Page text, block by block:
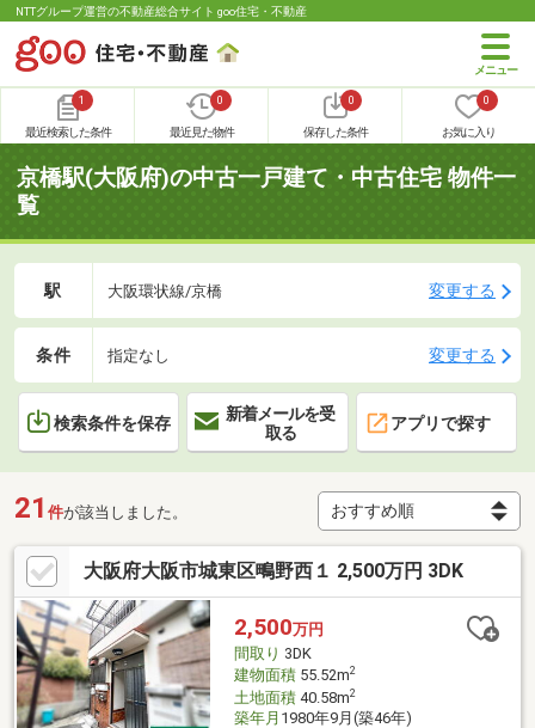
NTTグループ運営の不動産総合サイト goo住宅・不動産
1
最近検索した条件
0
最近見た物件
0
保存した条件
0
お気に入り
京橋駅(大阪府)の中古一戸建て・中古住宅 物件一
覧
駅 大阪環状線/京橋 変更する
条件 指定なし 変更する
検索条件を保存
新着メールを受
取る
アプリで探す
21 件が該当しました。
大阪府大阪市城東区鴫野西１ 2,500万円 3DK
2,500万円
間取り 3DK
建物面積55.52m2
土地面積40.58m2
築年月 1980年9月(築46年)